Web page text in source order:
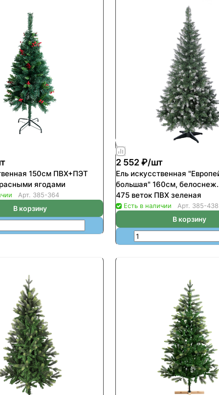
150см ПВХ+ПЭТ
ягодами
Арт. 385-364
В корзину
2 552 ₽/шт
Ель искусственная
большая" 160см, белоснеж.
475 веток ПВХ зеленая
Есть в наличии Арт. 385-438
В корзину